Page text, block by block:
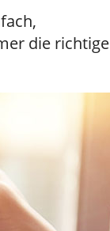
die richtige